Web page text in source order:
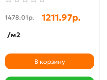
1478.01р. 1211.97р.
/м2
В корзину